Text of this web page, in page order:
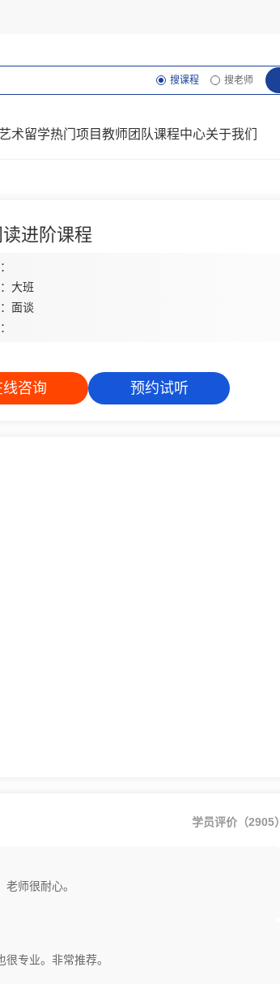
搜课程 搜老师
艺术留学热门项目教师团队课程中心关于我们
进阶课程
大班
面谈
线咨询 预约试听
学员评价（2905）
师很耐心。
专业。非常推荐。
并同意《用户服务条款及隐私政策》